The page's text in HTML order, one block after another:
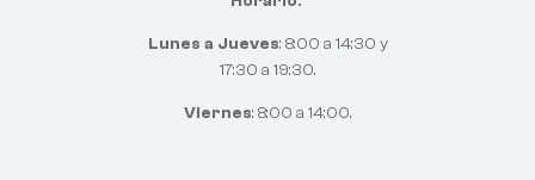
Lunes a Jueves: 8:00 a 14:30 y
17:30 a 19:30.
Viernes: 8:00 a 14:00.